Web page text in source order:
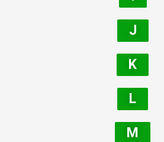
J
K
L
M